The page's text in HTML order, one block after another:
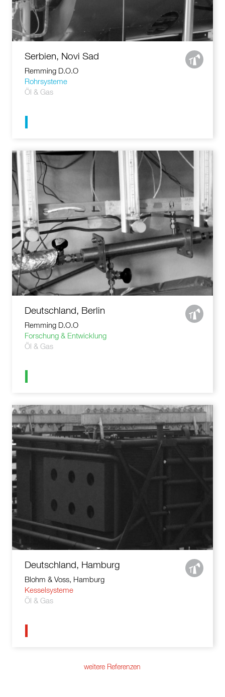
Serbien, Novi Sad
Remming D.O.O
Rohrsysteme
Öl & Gas
Deutschland, Berlin
Remming D.O.O
Forschung & Entwicklung
Öl & Gas
Deutschland, Hamburg
Blohm & Voss, Hamburg
Kesselsysteme
Öl & Gas
weitere Referenzen